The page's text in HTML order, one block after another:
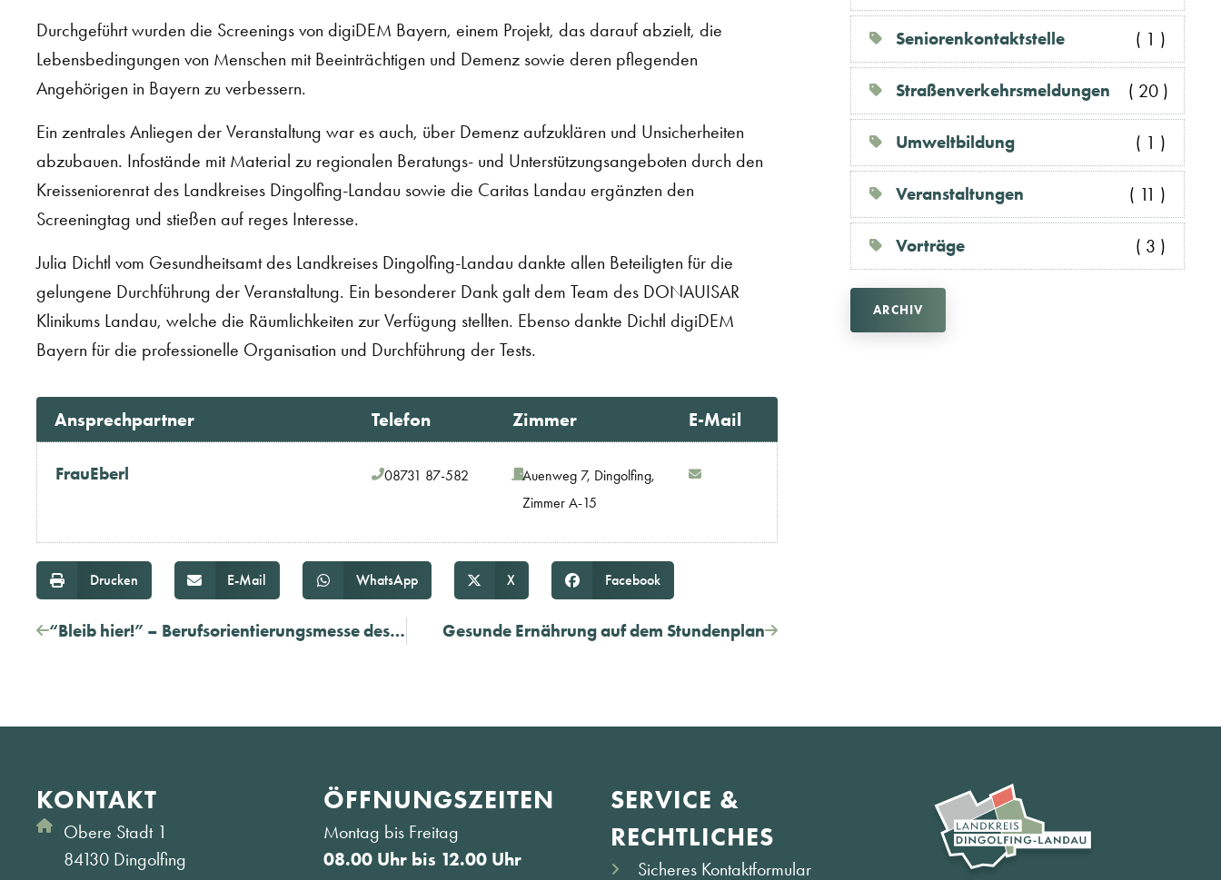
Durchgeführt wurden die Screenings von digiDEM Bayern, einem Projekt, das darauf abzielt, die
Lebensbedingungen von Menschen mit Beeinträchtigen und Demenz sowie deren pflegenden
Angehörigen in Bayern zu verbessern.
Ein zentrales Anliegen der Veranstaltung war es auch, über Demenz aufzuklären und Unsicherheiten
abzubauen. Infostände mit Material zu regionalen Beratungs- und Unterstützungsangeboten durch den
Kreisseniorenrat des Landkreises Dingolfing-Landau sowie die Caritas Landau ergänzten den
Screeningtag und stießen auf reges Interesse.
Julia Dichtl vom Gesundheitsamt des Landkreises Dingolfing-Landau dankte allen Beteiligten für die
gelungene Durchführung der Veranstaltung. Ein besonderer Dank galt dem Team des DONAUISAR
Klinikums Landau, welche die Räumlichkeiten zur Verfügung stellten. Ebenso dankte Dichtl digiDEM
Bayern für die professionelle Organisation und Durchführung der Tests.
Ansprechpartner Telefon Zimmer E-Mail
FrauEberl 08731 87-582
Auenweg 7, Dingolfing,
Zimmer A-15
Drucken E-Mail WhatsApp X Facebook
“Bleib hier!” – Berufsorientierungsmesse des Landkreises steht wieder vor der Türe Gesunde Ernährung auf dem Stundenplan
Seniorenkontaktstelle ( 1 )
Straßenverkehrsmeldungen ( 20 )
Umweltbildung ( 1 )
Veranstaltungen ( 11 )
Vorträge ( 3 )
ARCHIV
KONTAKT
Obere Stadt 1
84130 Dingolfing
ÖFFNUNGS­ZEITEN
Montag bis Freitag
08.00 Uhr bis 12.00 Uhr
SERVICE &
RECHTLICHES
Sicheres Kontaktformular